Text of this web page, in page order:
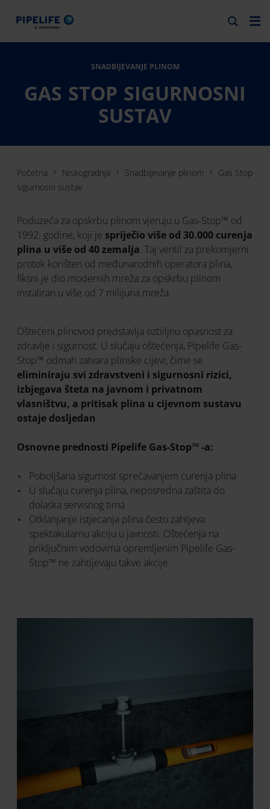
SNADBIJEVANJE PLINOM
GAS STOP SIGURNOSNI
SUSTAV
Početna Niskogradnja Snadbijevanje plinom
Gas Stop
sigurnosni sustav
Poduzeća za opskrbu plinom vjeruju u Gas-Stop™ od
1992. godine, koji je spriječio više od 30.000 curenja
plina u više od 40 zemalja. Taj ventil za prekomjerni
protok korišten od međunarodnih operatora plina,
fiksni je dio modernih mreža za opskrbu plinom
instaliran u više od 7 milijuna mreža.
Oštećeni plinovod predstavlja ozbiljnu opasnost za
zdravlje i sigurnost. U slučaju oštećenja, Pipelife Gas-
Stop™ odmah zatvara plinske cijevi, čime se
eliminiraju svi zdravstveni i sigurnosni rizici,
izbjegava šteta na javnom i privatnom
vlasništvu, a pritisak plina u cijevnom sustavu
ostaje dosljedan.
Osnovne prednosti Pipelife Gas-Stop™ -a:
Poboljšana sigurnost sprečavanjem curenja plina
U slučaju curenja plina, neposredna zaštita do
dolaska servisnog tima
Otklanjanje istjecanja plina često zahtjeva
spektakularnu akciju u javnosti. Oštećenja na
priključnim vodovima opremljenim Pipelife Gas-
Stop™ ne zahtijevaju takve akcije.